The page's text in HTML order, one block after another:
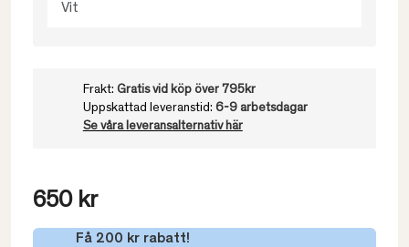
Vit
Frakt: Gratis vid köp över 795kr
Uppskattad leveranstid: 6-9 arbetsdagar
Se våra leveransalternativ här
650 kr
Få 200 kr rabatt!